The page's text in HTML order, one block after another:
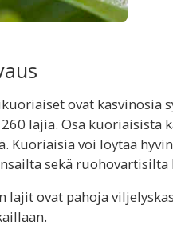
ovat kasvinosia
lajia. Osa kuoriaisista
Kuoriaisia voi löytää
sekä ruohovartisilta
lajit ovat pahoja